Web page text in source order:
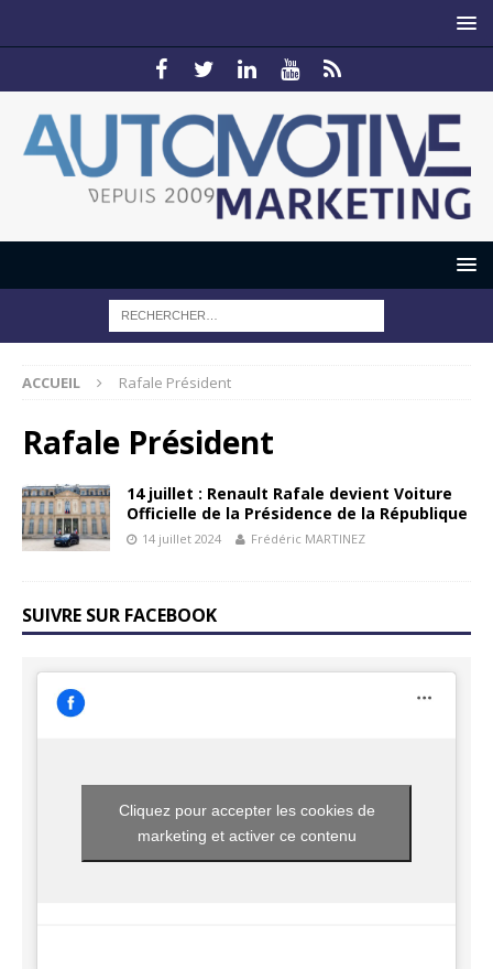
ACCUEIL Rafale Président
Rafale Président
14 juillet : Renault Rafale devient Voiture
Officielle de la Présidence de la République
14 juillet 2024 Frédéric MARTINEZ
SUIVRE SUR FACEBOOK
Cliquez pour accepter les cookies de
marketing et activer ce contenu